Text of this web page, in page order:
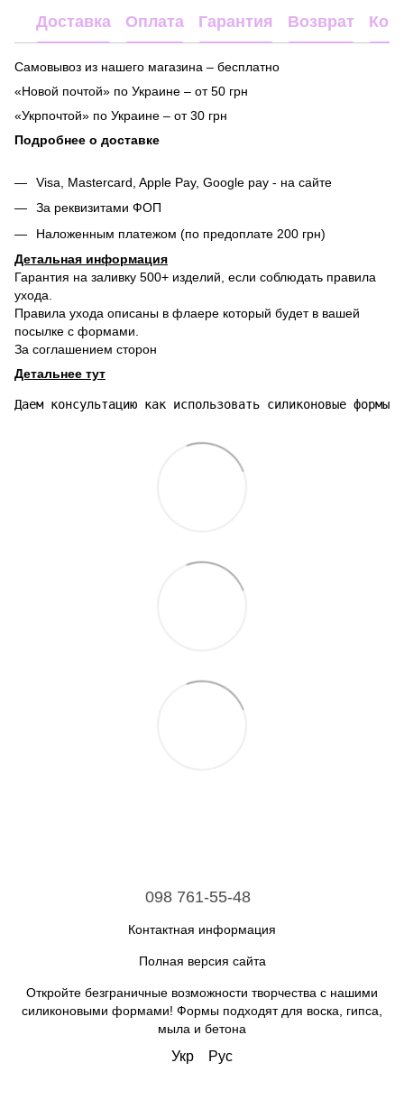
Доставка Оплата Гарантия Возврат
Самовывоз из нашего магазина – бесплатно
«Новой почтой» по Украине – от 50 грн
«Укрпочтой» по Украине – от 30 грн
Подробнее о доставке
Visa, Mastercard, Apple Pay, Google pay - на сайте
За реквизитами ФОП
Наложенным платежом (по предоплате 200 грн)
Детальная информация
Гарантия на заливку 500+ изделий, если соблюдать правила
ухода.
Правила ухода описаны в флаере который будет в вашей
посылке с формами.
За соглашением сторон
Детальнее тут
Даем консультацию как использовать силиконовые формы
098 761-55-48
Контактная информация
Полная версия сайта
Откройте безграничные возможности творчества с нашими
силиконовыми формами! Формы подходят для воска, гипса,
мыла и бетона
Укр Рус